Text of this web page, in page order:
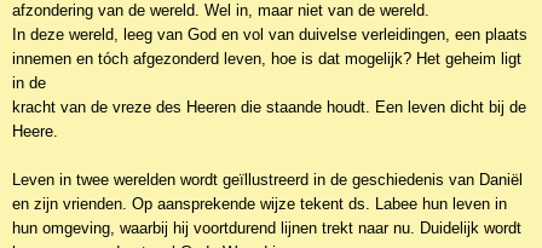
afzondering van de wereld. Wel in, maar niet van de wereld.
In deze wereld, leeg van God en vol van duivelse verleidingen, een plaats
innemen en tóch afgezonderd leven, hoe is dat mogelijk? Het geheim ligt
in de
kracht van de vreze des Heeren die staande houdt. Een leven dicht bij de
Heere.
Leven in twee werelden wordt geïllustreerd in de geschiedenis van Daniël
en zijn vrienden. Op aansprekende wijze tekent ds. Labee hun leven in
hun omgeving, waarbij hij voortdurend lijnen trekt naar nu. Duidelijk wordt